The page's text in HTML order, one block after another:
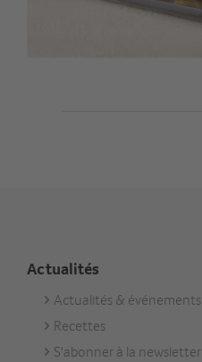
Actualités
Footer
Aktuell
Actualités & événements
Recettes
S'abonner à la newsletter